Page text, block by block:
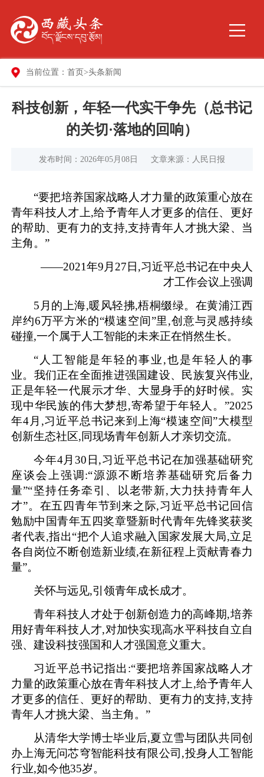
当前位置： 首页 >头条新闻
科技创新，年轻一代实干争先（总书记
的关切·落地的回响）
发布时间：2026年05月08日 文章来源：人民日报
“要把培养国家战略人才力量的政策重心放在
青年科技人才上,给予青年人才更多的信任、更好
的帮助、更有力的支持,支持青年人才挑大梁、当
主角。”
——2021年9月27日,习近平总书记在中央人
才工作会议上强调
5月的上海,暖风轻拂,梧桐缀绿。在黄浦江西
岸约6万平方米的“模速空间”里,创意与灵感持续
碰撞,一个属于人工智能的未来正在悄然生长。
“人工智能是年轻的事业,也是年轻人的事
业。我们正在全面推进强国建设、民族复兴伟业,
正是年轻一代展示才华、大显身手的好时候。实
现中华民族的伟大梦想,寄希望于年轻人。”2025
年4月,习近平总书记来到上海“模速空间”大模型
创新生态社区,同现场青年创新人才亲切交流。
今年4月30日,习近平总书记在加强基础研究
座谈会上强调:“源源不断培养基础研究后备力
量”“坚持任务牵引、以老带新,大力扶持青年人
才”。在五四青年节到来之际,习近平总书记回信
勉励中国青年五四奖章暨新时代青年先锋奖获奖
者代表,指出“把个人追求融入国家发展大局,立足
各自岗位不断创造新业绩,在新征程上贡献青春力
量”。
关怀与远见,引领青年成长成才。
青年科技人才处于创新创造力的高峰期,培养
用好青年科技人才,对加快实现高水平科技自立自
强、建设科技强国和人才强国意义重大。
习近平总书记指出:“要把培养国家战略人才
力量的政策重心放在青年科技人才上,给予青年人
才更多的信任、更好的帮助、更有力的支持,支持
青年人才挑大梁、当主角。”
从清华大学博士毕业后,夏立雪与团队共同创
办上海无问芯穹智能科技有限公司,投身人工智能
行业,如今他35岁。